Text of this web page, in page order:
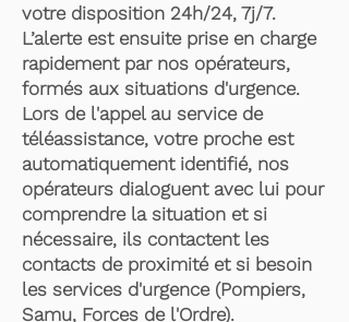
votre disposition 24h/24, 7j/7.
L’alerte est ensuite prise en charge
rapidement par nos opérateurs,
formés aux situations d'urgence.
Lors de l'appel au service de
téléassistance, votre proche est
automatiquement identifié, nos
opérateurs dialoguent avec lui pour
comprendre la situation et si
nécessaire, ils contactent les
contacts de proximité et si besoin
les services d'urgence (Pompiers,
Samu, Forces de l'Ordre).